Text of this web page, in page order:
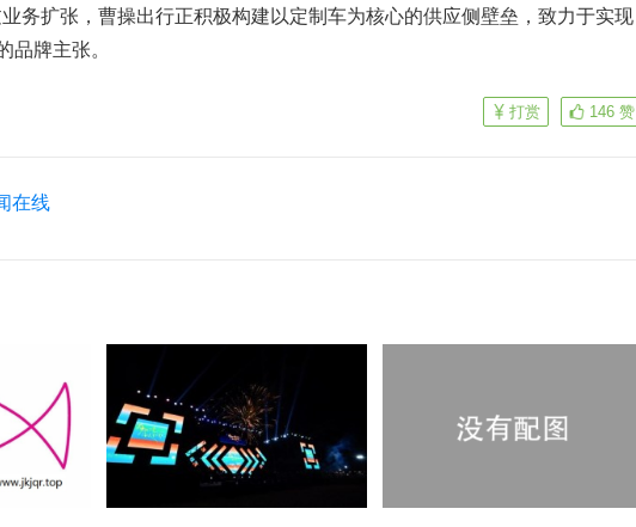
务扩张，曹操出行正积极构建以定制车为核心的供应侧壁垒，致力于实现
品牌主张。
146 赞
打赏
在线